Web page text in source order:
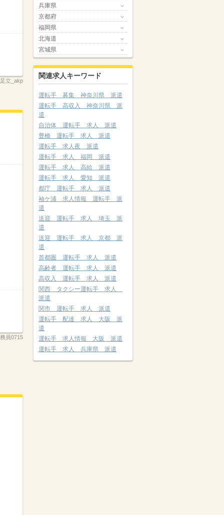
立_akp
員0715
兵庫県
京都府
福岡県
北海道
宮城県
関連求人キーワード
運転手 募集 神奈川県 派遣
運転手 高収入 神奈川県 派
遣
自治体 運転手 求人 派遣
豊橋 運転手 求人 派遣
運転手 求人夜 派遣
運転手 求人 福岡 派遣
運転手 求人 高給 派遣
運転手 求人 愛知 派遣
都庁 運転手 求人 派遣
袖ケ浦 求人情報 運転手 派
遣
送迎 運転手 求人 埼玉 派
遣
送迎 運転手 求人 京都 派
遣
首都圏 運転手 求人 派遣
高齢者 運転手 求人 派遣
高収入 運転手 求人 派遣
関西 タクシー運転手 求人
派遣
関市 運転手 求人 派遣
運転手 配達 求人 大阪 派
遣
運転手 求人情報 大阪 派遣
運転手 求人 兵庫県 派遣